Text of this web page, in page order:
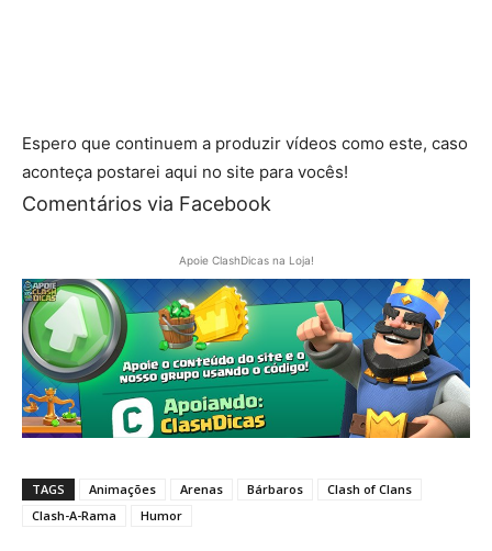
Espero que continuem a produzir vídeos como este, caso
aconteça postarei aqui no site para vocês!
Comentários via Facebook
Apoie ClashDicas na Loja!
TAGS Animações Arenas Bárbaros
Clash of Clans
Clash-A-Rama
Humor